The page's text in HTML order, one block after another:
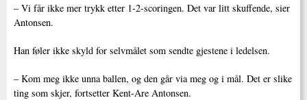
– Vi får ikke mer trykk etter 1-2-scoringen. Det var litt skuffende, sier
Antonsen.
Han føler ikke skyld for selvmålet som sendte gjestene i ledelsen.
– Kom meg ikke unna ballen, og den går via meg og i mål. Det er slike
ting som skjer, fortsetter Kent-Are Antonsen.